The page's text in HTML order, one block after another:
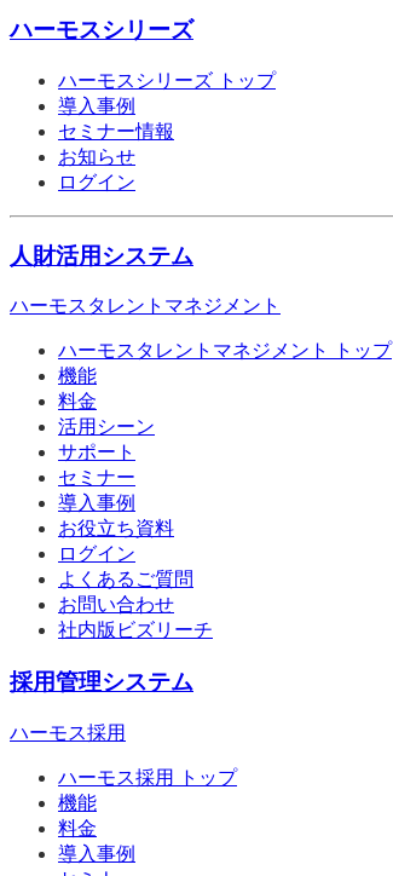
ハーモスシリーズ
ハーモスシリーズ トップ
導入事例
セミナー情報
お知らせ
ログイン
人財活用システム
ハーモスタレントマネジメント
ハーモスタレントマネジメント トップ
機能
料金
活用シーン
サポート
セミナー
導入事例
お役立ち資料
ログイン
よくあるご質問
お問い合わせ
社内版ビズリーチ
採用管理システム
ハーモス採用
ハーモス採用 トップ
機能
料金
導入事例